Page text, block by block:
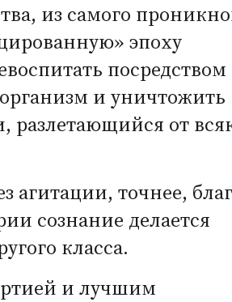
из самого
эпоху
посредством
и уничтожить
от
агитации, точнее,
сознание делается
класса.
и лучшим